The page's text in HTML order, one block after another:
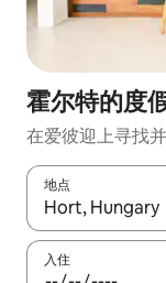
霍尔特的度
在爱彼迎上寻找
地点
如有搜索结果，
入住